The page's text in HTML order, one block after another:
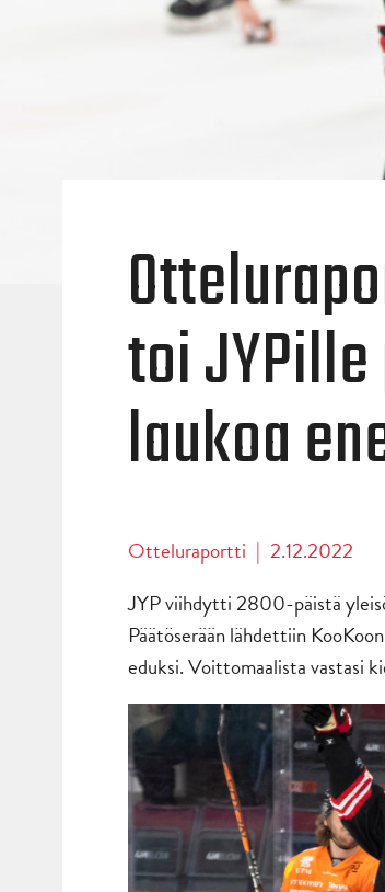
toi
laukoa
Otteluraportti | 2.12.2022
JYP viihdytti 2800-päistä
Päätöserään lähdettiin
eduksi. Voittomaalista vastasi